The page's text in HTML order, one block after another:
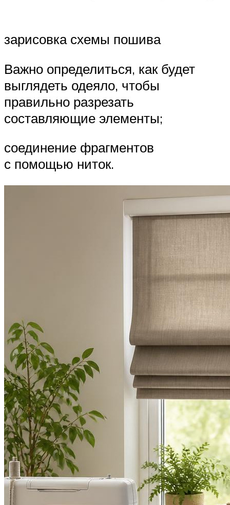
зарисовка схемы пошива
Важно определиться, как будет
выглядеть одеяло, чтобы
правильно разрезать
составляющие элементы;
соединение фрагментов
с помощью ниток.